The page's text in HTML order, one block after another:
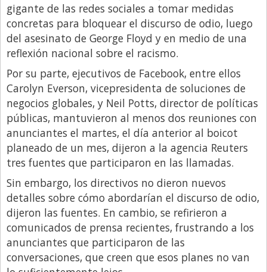
Millonarios
Minuto Lanzamiento
Opinion
País
Política
Publicidad y Marketing
Real Estate y Propiedades
Responsabilidad Social
Salidas
Santa Fe
Show Business
gigante de las redes sociales a tomar medidas
concretas para bloquear el discurso de odio, luego
del asesinato de George Floyd y en medio de una
reflexión nacional sobre el racismo.
Por su parte, ejecutivos de Facebook, entre ellos
Carolyn Everson, vicepresidenta de soluciones de
negocios globales, y Neil Potts, director de políticas
públicas, mantuvieron al menos dos reuniones con
anunciantes el martes, el día anterior al boicot
planeado de un mes, dijeron a la agencia Reuters
tres fuentes que participaron en las llamadas.
Sin embargo, los directivos no dieron nuevos
detalles sobre cómo abordarían el discurso de odio,
dijeron las fuentes. En cambio, se refirieron a
comunicados de prensa recientes, frustrando a los
anunciantes que participaron de las
conversaciones, que creen que esos planes no van